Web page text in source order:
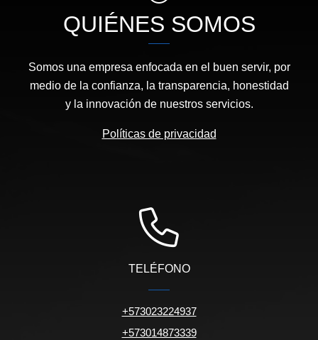
QUIÉNES SOMOS
Somos una empresa enfocada en el buen servir, por
medio de la confianza, la transparencia, honestidad
y la innovación de nuestros servicios.
Políticas de privacidad
TELÉFONO
+573023224937
+573014873339